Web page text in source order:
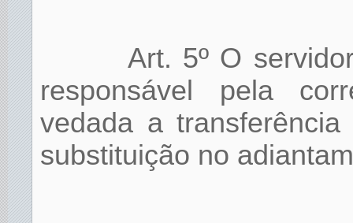
Art. 5º O
responsável pela
vedada a
substituição no